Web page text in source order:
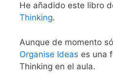
He añadido este libro
Thinking.
Aunque de momento
Organise Ideas es una
Thinking en el aula.